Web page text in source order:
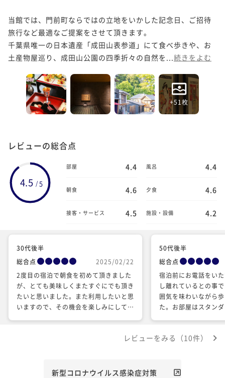
当館では、門前町ならではの立地をいかした記念日、ご招待
旅行など最適なご提案をさせて頂きます。
千葉県唯一の日本遺産「成田山表参道」にて食べ歩きや、お
土産物屋巡り、成田山公園の四季折々の自然を... 続きをよむ
+51枚
レビューの総合点
4.5 /5
部屋 4.4 風呂 4.4
朝食 4.6 夕食 4.6
接客・サービス 4.5 施設・設備 4.2
30代後半
総合点
2025/02/22
2度目の宿泊で朝食を初めて頂きました
が、とても美味しくまたすぐにでも頂き
たいと思いました。また利用したいと思
いますので、その機会を楽しみにしてお
50代後半
総合点
宿泊前にお電話をい
し離れているとの事
囲気を味わいながら
た。お部屋はスタン
の方のお話が素晴ら
寧でさり気ない気遣
レビューをみる（10件）
新型コロナウイルス感染症対策